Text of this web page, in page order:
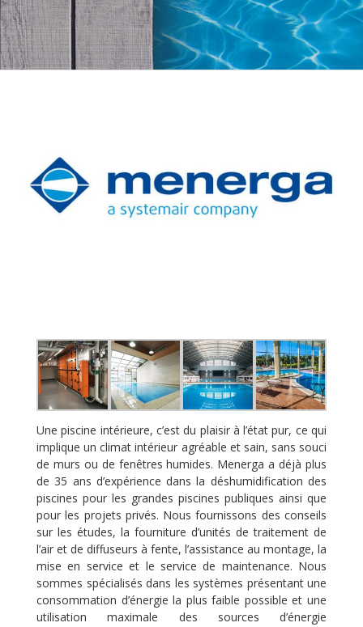
Une piscine intérieure, c’est du plaisir à l’état pur, ce qui
implique un climat intérieur agréable et sain, sans souci
de murs ou de fenêtres humides. Menerga a déjà plus
de 35 ans d’expérience dans la déshumidification des
piscines pour les grandes piscines publiques ainsi que
pour les projets privés. Nous fournissons des conseils
sur les études, la fourniture d’unités de traitement de
l’air et de diffuseurs à fente, l’assistance au montage, la
mise en service et le service de maintenance. Nous
sommes spécialisés dans les systèmes présentant une
consommation d’énergie la plus faible possible et une
utilisation maximale des sources d’énergie